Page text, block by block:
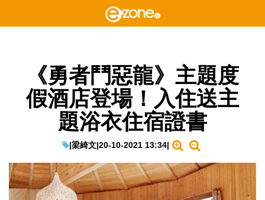
《勇者鬥惡龍》主題度
假酒店登場！入住送主
題浴衣住宿證書
|梁綺文|20-10-2021 13:34|